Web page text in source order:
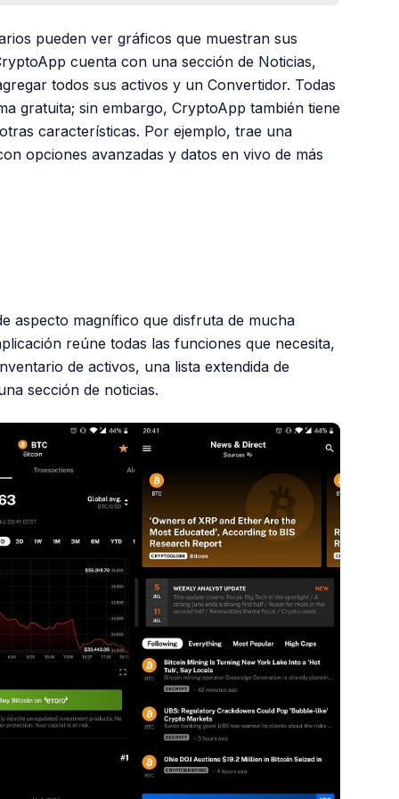
pueden ver gráficos que muestran sus
cuenta con una sección de Noticias,
todos sus activos y un Convertidor. Todas
gratuita; sin embargo, CryptoApp también tiene
características. Por ejemplo, trae una
opciones avanzadas y datos en vivo de más
aspecto magnífico que disfruta de mucha
reúne todas las funciones que necesita,
de activos, una lista extendida de
sección de noticias.